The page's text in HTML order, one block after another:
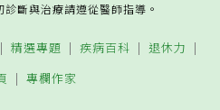
斷與治療請遵從醫師指導。
精選專題 疾病百科
退休力
專欄作家